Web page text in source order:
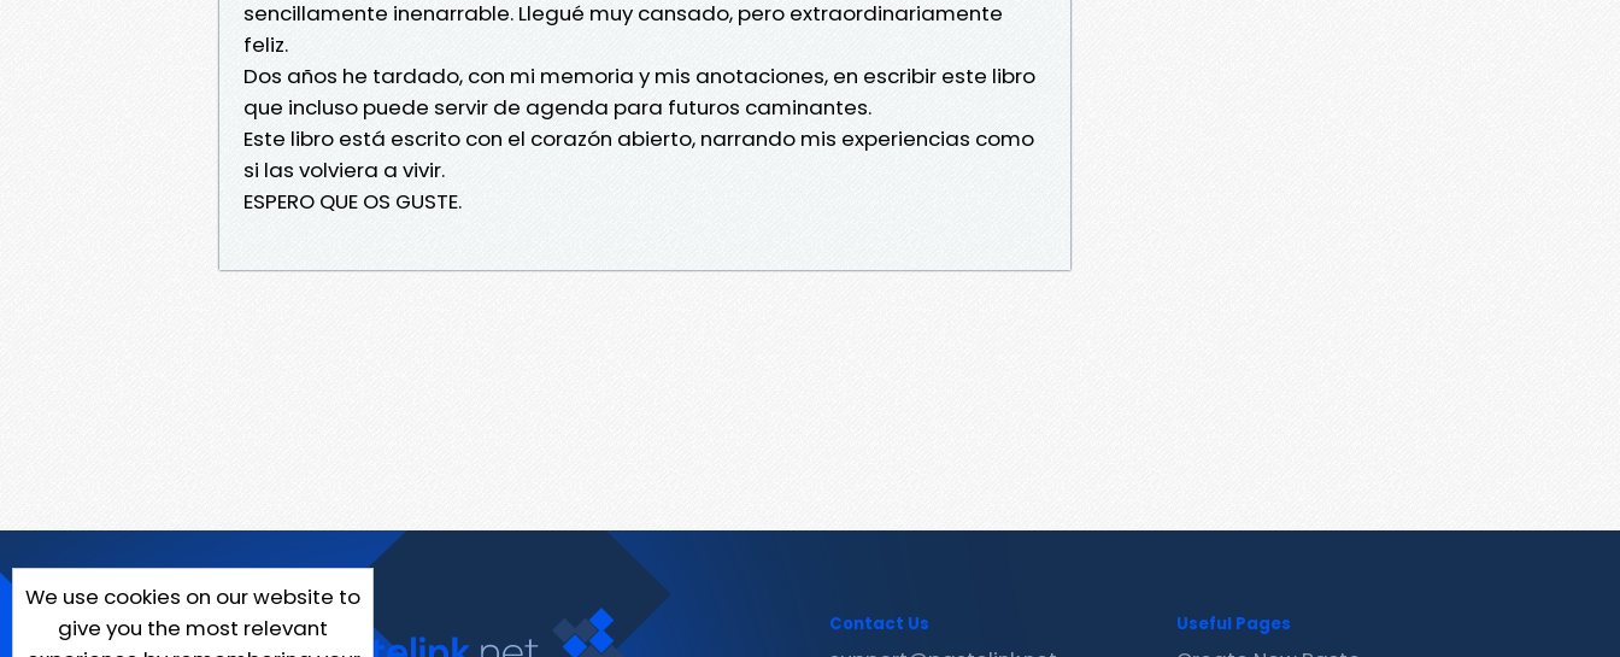
sencillamente inenarrable. Llegué muy cansado, pero extraordinariamente
feliz.
Dos años he tardado, con mi memoria y mis anotaciones, en escribir este libro
que incluso puede servir de agenda para futuros caminantes.
Este libro está escrito con el corazón abierto, narrando mis experiencias como
si las volviera a vivir.
ESPERO QUE OS GUSTE.
We use cookies on our website to
give you the most relevant
Contact Us Useful Pages